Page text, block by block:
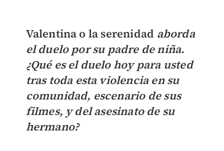
Valentina o la serenidad aborda
el duelo por su padre de niña.
¿Qué es el duelo hoy para usted
tras toda esta violencia en su
comunidad, escenario de sus
filmes, y del asesinato de su
hermano?